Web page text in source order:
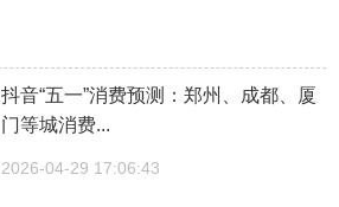
抖音“五一”消费预测：郑州、成都、厦
门等城消费...
2026-04-29 17:06:43